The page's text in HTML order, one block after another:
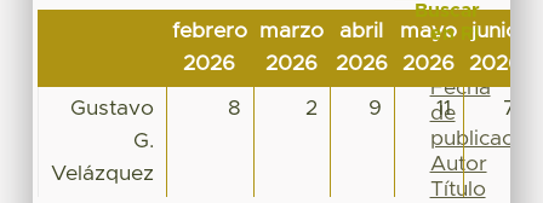
febrero
2026
marzo
2026
abril
2026
mayo
2026
junio
2026
Gustavo
G.
Velázquez
8 2 9 11 7
Buscar
en RI
Por
Fecha
de
publicación
Autor
Título